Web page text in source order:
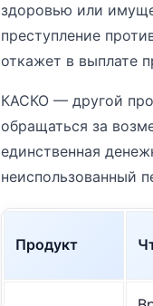
здоровью или
преступление
откажет в выплате
КАСКО — другой
обращаться за
единственная
неиспользованный
Продукт